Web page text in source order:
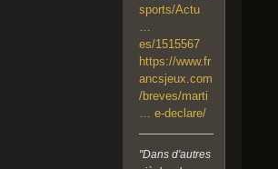
sports/Actu
es/1515567
https://www.fr
ancsjeux.com
/breves/marti
… e-declare/
"Dans d'autres